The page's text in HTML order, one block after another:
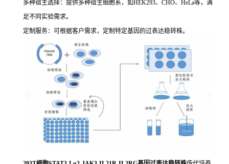
多种宿主选择：提供多种宿主细胞系，如HEK293、CHO、HeLa等，满
足不同实验需求。
定制服务：可根据客户需求，定制特定基因的过表达稳转株。